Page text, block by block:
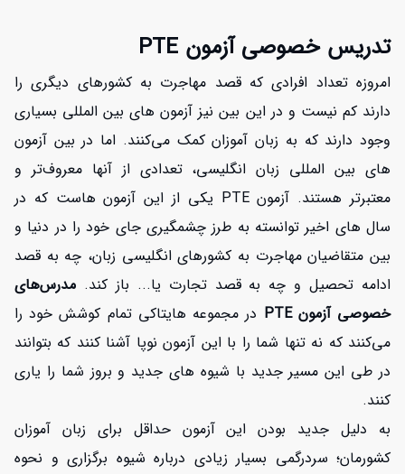
تدریس خصوصی آزمون PTE
امروزه تعداد افرادی که قصد مهاجرت به کشورهای دیگری را
دارند کم نیست و در این بین نیز آزمون های بین المللی بسیاری
وجود دارند که به زبان آموزان کمک می‌کنند. اما در بین آزمون
های بین المللی زبان انگلیسی، تعدادی از آنها معروف‌تر و
معتبرتر هستند. آزمون PTE یکی از این آزمون هاست که در
سال های اخیر توانسته به طرز چشمگیری جای خود را در دنیا و
بین متقاضیان مهاجرت به کشورهای انگلیسی زبان، چه به قصد
ادامه تحصیل و چه به قصد تجارت یا... باز کند. مدرس‌های
خصوصی آزمون PTE
در مجموعه هایتاکی تمام کوشش خود را
می‌کنند که نه تنها شما را با این آزمون نوپا آشنا کنند که بتوانند
در طی این مسیر جدید با شیوه های جدید و بروز شما را یاری
کنند.
به دلیل جدید بودن این آزمون حداقل برای زبان آموزان
کشورمان؛ سردرگمی بسیار زیادی درباره شیوه برگزاری و نحوه